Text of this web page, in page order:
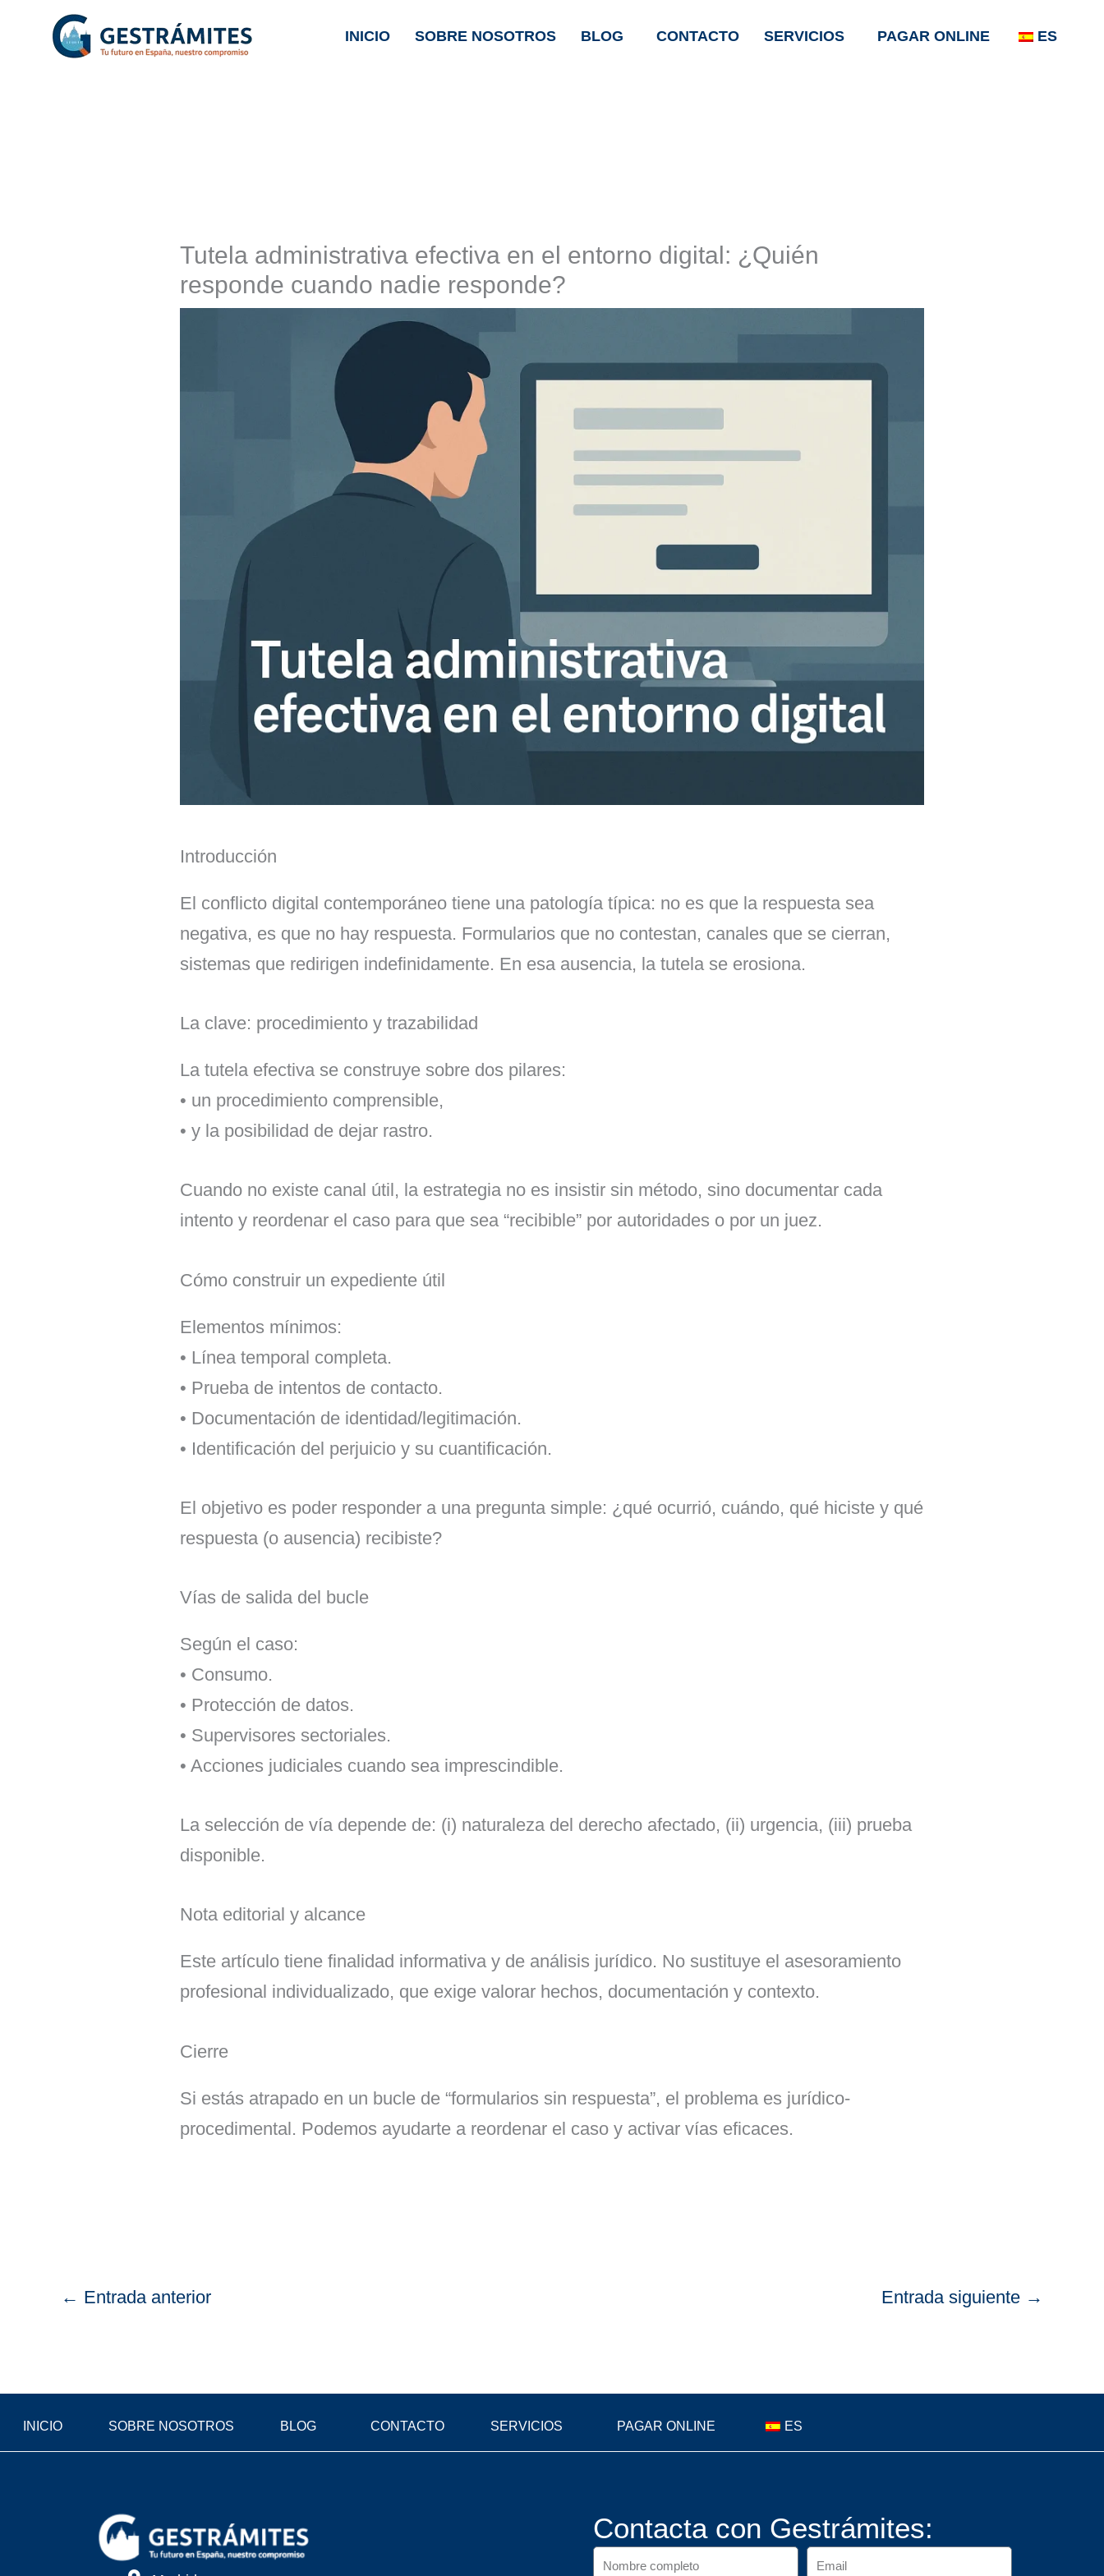
INICIO SOBRE NOSOTROS BLOG CONTACTO SERVICIOS PAGAR ONLINE ES
Tutela administrativa efectiva en el entorno digital: ¿Quién
responde cuando nadie responde?
Introducción
El conflicto digital contemporáneo tiene una patología típica: no es que la respuesta sea
negativa, es que no hay respuesta. Formularios que no contestan, canales que se cierran,
sistemas que redirigen indefinidamente. En esa ausencia, la tutela se erosiona.
La clave: procedimiento y trazabilidad
La tutela efectiva se construye sobre dos pilares:
• un procedimiento comprensible,
• y la posibilidad de dejar rastro.
Cuando no existe canal útil, la estrategia no es insistir sin método, sino documentar cada
intento y reordenar el caso para que sea “recibible” por autoridades o por un juez.
Cómo construir un expediente útil
Elementos mínimos:
• Línea temporal completa.
• Prueba de intentos de contacto.
• Documentación de identidad/legitimación.
• Identificación del perjuicio y su cuantificación.
El objetivo es poder responder a una pregunta simple: ¿qué ocurrió, cuándo, qué hiciste y qué
respuesta (o ausencia) recibiste?
Vías de salida del bucle
Según el caso:
• Consumo.
• Protección de datos.
• Supervisores sectoriales.
• Acciones judiciales cuando sea imprescindible.
La selección de vía depende de: (i) naturaleza del derecho afectado, (ii) urgencia, (iii) prueba
disponible.
Nota editorial y alcance
Este artículo tiene finalidad informativa y de análisis jurídico. No sustituye el asesoramiento
profesional individualizado, que exige valorar hechos, documentación y contexto.
Cierre
Si estás atrapado en un bucle de “formularios sin respuesta”, el problema es jurídico-
procedimental. Podemos ayudarte a reordenar el caso y activar vías eficaces.
← Entrada anterior Entrada siguiente →
INICIO SOBRE NOSOTROS BLOG CONTACTO SERVICIOS PAGAR ONLINE ES
Contacta con Gestrámites: